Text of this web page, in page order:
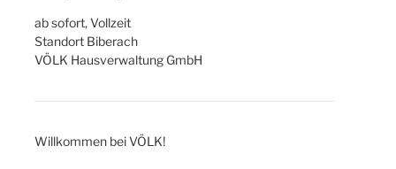
ab sofort, Vollzeit
Standort Biberach
VÖLK Hausverwaltung GmbH
Willkommen bei VÖLK!